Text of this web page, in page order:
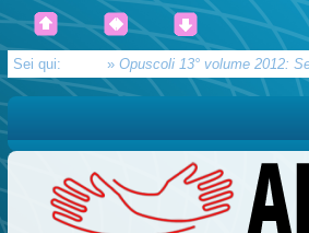
Sei qui: » Opuscoli 13° volume 2012: